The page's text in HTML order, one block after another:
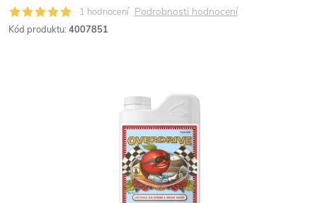
1 hodnocení Podrobnosti hodnocení
Kód produktu: 4007851